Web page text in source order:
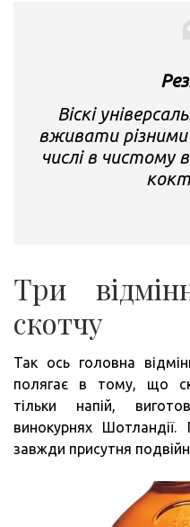
Віскі
вживати
числі в чистому
Три
скотчу
Так ось головна
полягає в тому, що
тільки напій,
винокурнях
завжди присутня